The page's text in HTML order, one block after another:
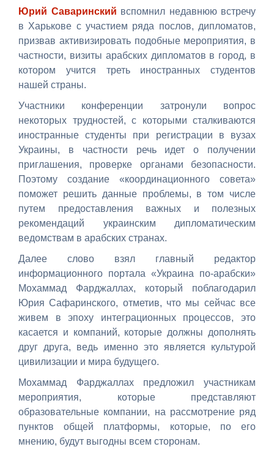
Юрий Саваринский вспомнил недавнюю встречу
в Харькове с участием ряда послов, дипломатов,
призвав активизировать подобные мероприятия, в
частности, визиты арабских дипломатов в город, в
котором учится треть иностранных студентов
нашей страны.
Участники конференции затронули вопрос
некоторых трудностей, с которыми сталкиваются
иностранные студенты при регистрации в вузах
Украины, в частности речь идет о получении
приглашения, проверке органами безопасности.
Поэтому создание «координационного совета»
поможет решить данные проблемы, в том числе
путем предоставления важных и полезных
рекомендаций украинским дипломатическим
ведомствам в арабских странах.
Далее слово взял главный редактор
информационного портала «Украина по-арабски»
Мохаммад Фарджаллах, который поблагодарил
Юрия Сафаринского, отметив, что мы сейчас все
живем в эпоху интеграционных процессов, это
касается и компаний, которые должны дополнять
друг друга, ведь именно это является культурой
цивилизации и мира будущего.
Мохаммад Фарджаллах предложил участникам
мероприятия, которые представляют
образовательные компании, на рассмотрение ряд
пунктов общей платформы, которые, по его
мнению, будут выгодны всем сторонам.